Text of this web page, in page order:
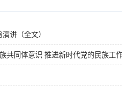
讲（全文）
共同体意识 推进新时代党的民族工作